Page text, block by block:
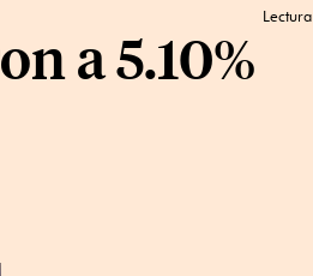
Lectura
a 5.10%